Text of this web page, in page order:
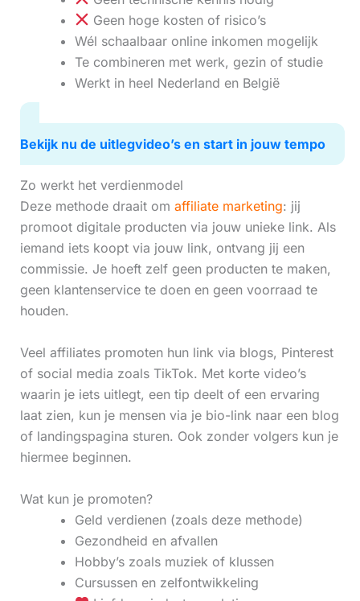
Geen hoge kosten of risico’s
Wél schaalbaar online inkomen mogelijk
Te combineren met werk, gezin of studie
Werkt in heel Nederland en België
Bekijk nu de uitlegvideo’s en start in jouw tempo
Zo werkt het verdienmodel
Deze methode draait om affiliate marketing: jij
promoot digitale producten via jouw unieke link. Als
iemand iets koopt via jouw link, ontvang jij een
commissie. Je hoeft zelf geen producten te maken,
geen klantenservice te doen en geen voorraad te
houden.
Veel affiliates promoten hun link via blogs, Pinterest
of social media zoals TikTok. Met korte video’s
waarin je iets uitlegt, een tip deelt of een ervaring
laat zien, kun je mensen via je bio-link naar een blog
of landingspagina sturen. Ook zonder volgers kun je
hiermee beginnen.
Wat kun je promoten?
Geld verdienen (zoals deze methode)
Gezondheid en afvallen
Hobby’s zoals muziek of klussen
Cursussen en zelfontwikkeling